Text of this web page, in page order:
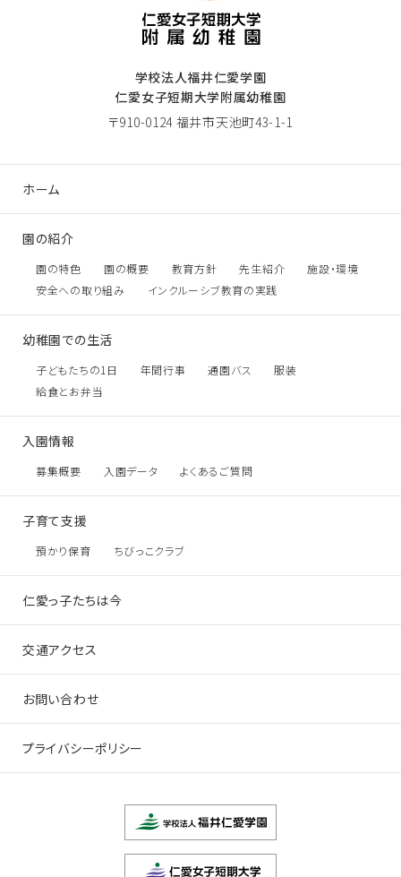
学校法人福井仁愛学園
仁愛女子短期大学附属幼稚園
〒910-0124 福井市天池町43-1-1
ホーム
園の紹介
園の特色 園の概要 教育方針 先生紹介
施設・環境
安全への取り組み
インクルーシブ教育の実践
幼稚園での生活
子どもたちの1日 年間行事 通園バス
服装
給食とお弁当
入園情報
募集概要 入園データ よくあるご質問
子育て支援
預かり保育 ちびっこクラブ
仁愛っ子たちは今
交通アクセス
お問い合わせ
プライバシーポリシー